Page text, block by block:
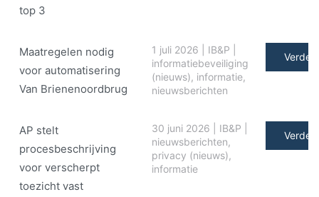
top 3
Maatregelen nodig
voor automatisering
Van Brienenoordbrug
1 juli 2026 IB&P
informatiebeveiliging
(nieuws), informatie,
nieuwsberichten
Verder
AP stelt
procesbeschrijving
voor verscherpt
toezicht vast
30 juni 2026 IB&P
nieuwsberichten,
privacy (nieuws),
informatie
Verder